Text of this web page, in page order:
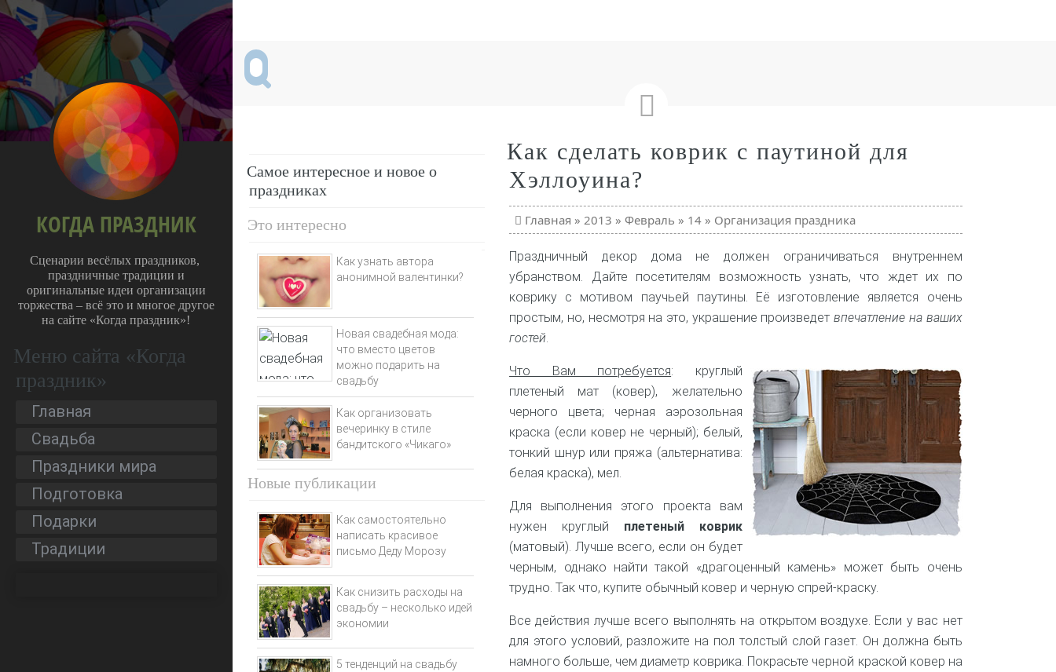
КОГДА ПРАЗДНИК
Сценарии весёлых праздников,
праздничные традиции и
оригинальные идеи организации
торжества – всё это и многое другое
на сайте «Когда праздник»!
Меню сайта «Когда
праздник»
Главная
Свадьба
Праздники мира
Подготовка
Подарки
Традиции
Самое интересное и новое о
праздниках
Это интересно
Как узнать автора
анонимной валентинки?
Новая свадебная мода:
что вместо цветов
можно подарить на
свадьбу
Как организовать
вечеринку в стиле
бандитского «Чикаго»
Новые публикации
Как самостоятельно
написать красивое
письмо Деду Морозу
Как снизить расходы на
свадьбу – несколько идей
экономии
5 тенденций на свадьбу
Как сделать коврик с паутиной для
Хэллоуина?
Главная » 2013 »Февраль » 14 » Организация праздника
Праздничный декор дома не должен ограничиваться внутреннем
убранством. Дайте посетителям возможность узнать, что ждет их по
коврику с мотивом паучьей паутины. Её изготовление является очень
простым, но, несмотря на это, украшение произведетвпечатление на ваших
гостей
Что Вам потребуется: круглый
плетеный мат (ковер), желательно
черного цвета; черная аэрозольная
краска (если ковер не черный); белый,
тонкий шнур или пряжа (альтернатива:
белая краска), мел.
Для выполнения этого проекта вам
нужен круглый плетеный коврик
(матовый). Лучше всего, если он будет
черным, однако найти такой «драгоценный камень» может быть очень
трудно. Так что, купите обычный ковер и черную спрей-краску.
Все действия лучше всего выполнять на открытом воздухе. Если у вас нет
для этого условий, разложите на пол толстый слой газет. Он должна быть
намного больше, чем диаметр коврика. Покрасьте черной краской ковер на